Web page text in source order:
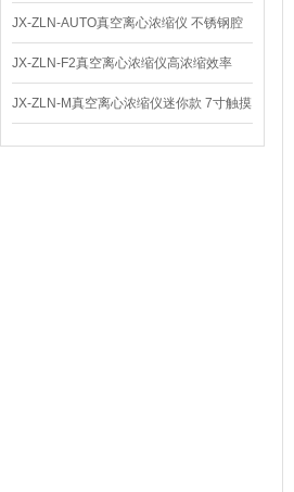
仪 低温功能
JX-ZLN-AUTO真空离心浓缩仪 不锈钢腔
体
JX-ZLN-F2真空离心浓缩仪高浓缩效率
JX-ZLN-M真空离心浓缩仪迷你款 7寸触摸
屏